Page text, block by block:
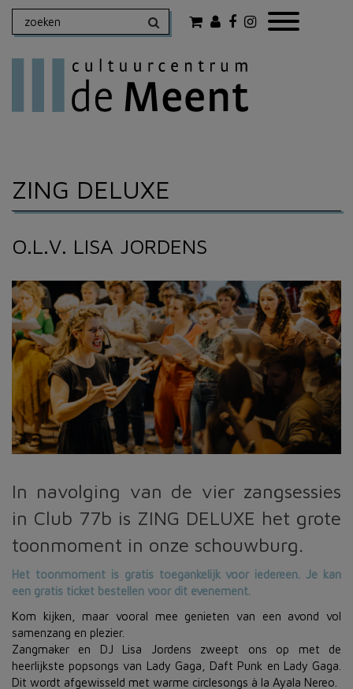
ZING DELUXE
O.L.V. LISA JORDENS
In navolging van de vier zangsessies
in Club 77b is ZING DELUXE het grote
toonmoment in onze schouwburg.
Het toonmoment is gratis toegankelijk voor iedereen. Je kan
een gratis ticket bestellen voor dit evenement.
Kom kijken, maar vooral mee genieten van een avond vol
samenzang en plezier.
Zangmaker en DJ Lisa Jordens zweept ons op met de
heerlijkste popsongs van Lady Gaga, Daft Punk en Lady Gaga.
Dit wordt afgewisseld met warme circlesongs à la Ayala Nereo.